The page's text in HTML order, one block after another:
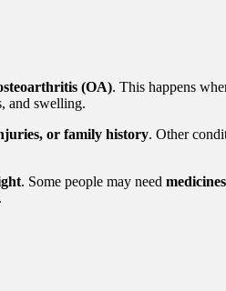
(OA). This happens
and swelling.
or family history. Other
. Some people may need